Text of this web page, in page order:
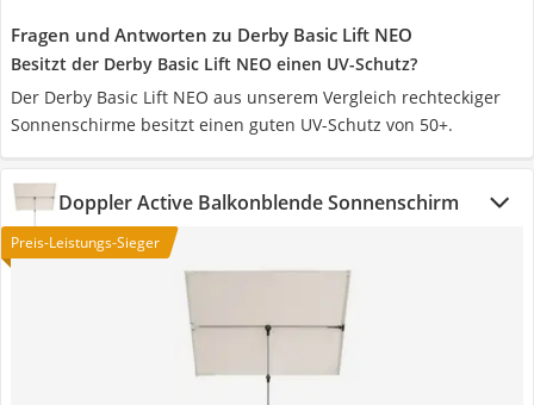
Fragen und Antworten zu Derby Basic Lift NEO
Besitzt der Derby Basic Lift NEO einen UV-Schutz?
Der Derby Basic Lift NEO aus unserem Vergleich rechteckiger
Sonnenschirme besitzt einen guten UV-Schutz von 50+.
Doppler Active Balkonblende Sonnenschirm
Preis-Leistungs-Sieger